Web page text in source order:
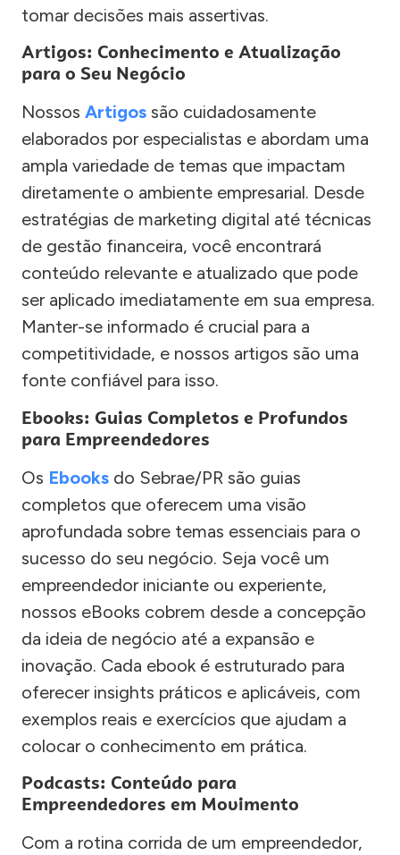
tomar decisões mais assertivas.
Artigos: Conhecimento e Atualização
para o Seu Negócio
Nossos Artigos são cuidadosamente
elaborados por especialistas e abordam uma
ampla variedade de temas que impactam
diretamente o ambiente empresarial. Desde
estratégias de marketing digital até técnicas
de gestão financeira, você encontrará
conteúdo relevante e atualizado que pode
ser aplicado imediatamente em sua empresa.
Manter-se informado é crucial para a
competitividade, e nossos artigos são uma
fonte confiável para isso.
Ebooks: Guias Completos e Profundos
para Empreendedores
Os Ebooks do Sebrae/PR são guias
completos que oferecem uma visão
aprofundada sobre temas essenciais para o
sucesso do seu negócio. Seja você um
empreendedor iniciante ou experiente,
nossos eBooks cobrem desde a concepção
da ideia de negócio até a expansão e
inovação. Cada ebook é estruturado para
oferecer insights práticos e aplicáveis, com
exemplos reais e exercícios que ajudam a
colocar o conhecimento em prática.
Podcasts: Conteúdo para
Empreendedores em Movimento
Com a rotina corrida de um empreendedor,